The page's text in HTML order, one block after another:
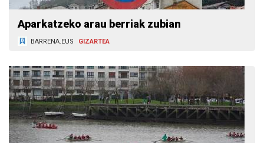
Aparkatzeko arau berriak zubian
BARRENA.EUS GIZARTEA